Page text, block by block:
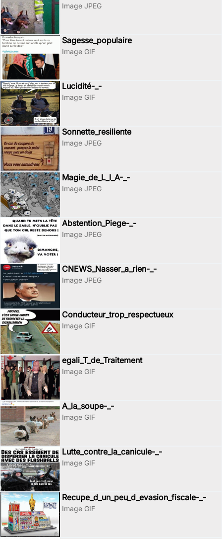
Image JPEG
Sagesse_populaire
Image GIF
Lucidité-_-
Image GIF
Sonnette_resiliente
Image JPEG
Magie_de_L_I_A-_-
Image JPEG
Abstention_Piege-_-
Image JPEG
CNEWS_Nasser_a_rien-_-
Image JPEG
Conducteur_trop_respectueux
Image GIF
egali_T_de_Traitement
Image GIF
A_la_soupe-_-
Image GIF
Lutte_contre_la_canicule-_-
Image GIF
Recupe_d_un_peu_d_evasion_fiscale-_-
Image GIF